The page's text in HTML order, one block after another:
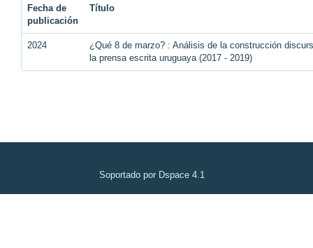
Fecha de
publicación
Título
2024
¿Qué 8 de marzo? : Análisis de la construcción
la prensa escrita uruguaya (2017 - 2019)
Soportado por Dspace 4.1